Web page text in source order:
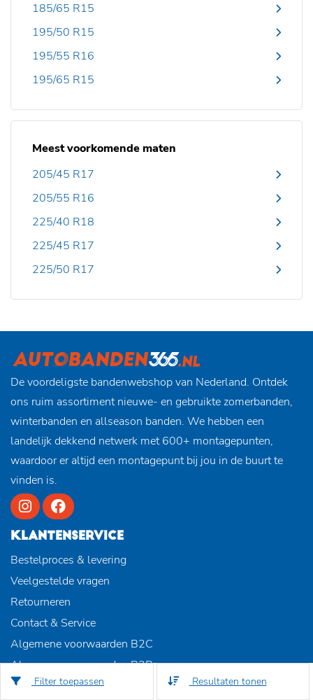
Filter toepassen Resultaten tonen
185/65 R15
195/50 R15
195/55 R16
195/65 R15
Meest voorkomende maten
205/45 R17
205/55 R16
225/40 R18
225/45 R17
225/50 R17
De voordeligste bandenwebshop van Nederland. Ontdek
ons ruim assortiment nieuwe- en gebruikte zomerbanden,
winterbanden en allseason banden. We hebben een
landelijk dekkend netwerk met 600+ montagepunten,
waardoor er altijd een montagepunt bij jou in de buurt te
vinden is.
KLANTENSERVICE
Bestelproces & levering
Veelgestelde vragen
Retourneren
Contact & Service
Algemene voorwaarden B2C
Algemene voorwaarden B2B
Review voorwaarden